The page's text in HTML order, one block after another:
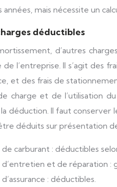
mais nécessite un
déductibles
d’autres
de l’entreprise. Il s’agit des
et des frais de
charge et de l’utilisation
déduction. Il faut conserver
déduits sur présentation
de carburant : déductibles
d’entretien et de réparation :
d’assurance : déductibles.